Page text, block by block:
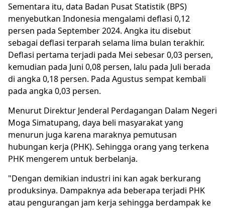
Sementara itu, data Badan Pusat Statistik (BPS)
menyebutkan Indonesia mengalami deflasi 0,12
persen pada September 2024. Angka itu disebut
sebagai deflasi terparah selama lima bulan terakhir.
Deflasi pertama terjadi pada Mei sebesar 0,03 persen,
kemudian pada Juni 0,08 persen, lalu pada Juli berada
di angka 0,18 persen. Pada Agustus sempat kembali
pada angka 0,03 persen.
Menurut Direktur Jenderal Perdagangan Dalam Negeri
Moga Simatupang, daya beli masyarakat yang
menurun juga karena maraknya pemutusan
hubungan kerja (PHK). Sehingga orang yang terkena
PHK mengerem untuk berbelanja.
"Dengan demikian industri ini kan agak berkurang
produksinya. Dampaknya ada beberapa terjadi PHK
atau pengurangan jam kerja sehingga berdampak ke